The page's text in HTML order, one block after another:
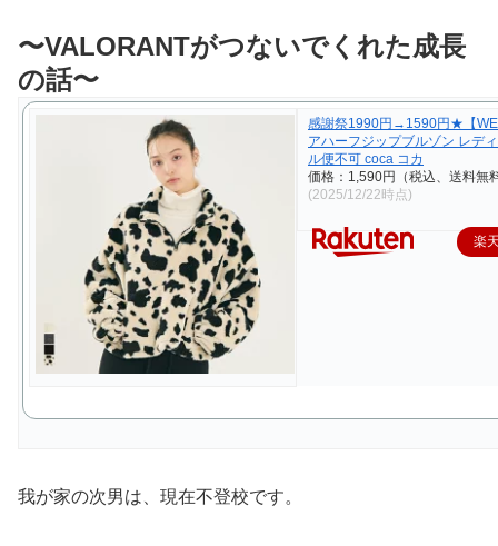
〜VALORANTがつないでくれた成長
の話〜
感謝祭1990円→1590円★【
アハーフジップブルゾン レデ
ル便不可 coca コカ
価格：1,590円（税込、送料無
(2025/12/22時点)
楽
我が家の次男は、現在不登校です。